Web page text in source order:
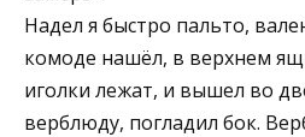
Надел я быстро пальто,
комоде нашёл, в верхнем
иголки лежат, и вышел во
верблюду, погладил бок.